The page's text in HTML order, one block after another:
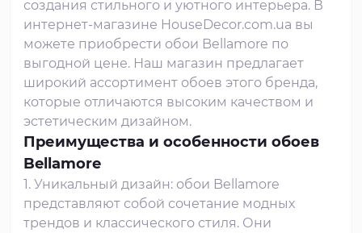
создания стильного и уютного интерьера. В
интернет-магазине HouseDecor.com.ua вы
можете приобрести обои Bellamore по
выгодной цене. Наш магазин предлагает
широкий ассортимент обоев этого бренда,
которые отличаются высоким качеством и
эстетическим дизайном.
Преимущества и особенности обоев
Bellamore
1. Уникальный дизайн: обои Bellamore
представляют собой сочетание модных
трендов и классического стиля. Они